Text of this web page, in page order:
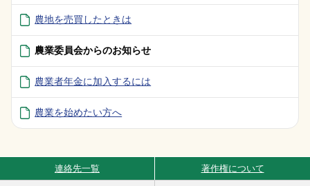
農地を売買したときは
農業委員会からのお知らせ
農業者年金に加入するには
農業を始めたい方へ
Site Navigation
連絡先一覧 著作権について